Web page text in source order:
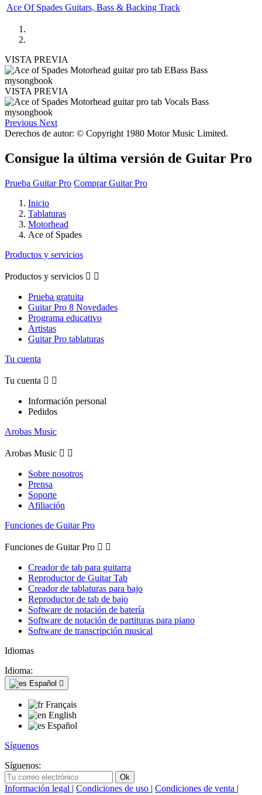
Ace Of Spades Guitars, Bass & Backing Track
VISTA PREVIA
VISTA PREVIA
Previous Next
Derechos de autor: © Copyright 1980 Motor Music Limited.
Consigue la última versión de Guitar Pro
Prueba Guitar Pro Comprar Guitar Pro
Inicio
Tablaturas
Motorhead
Ace of Spades
Productos y servicios
Productos y servicios  
Prueba gratuita
Guitar Pro 8 Novedades
Programa educativo
Artistas
Guitar Pro tablaturas
Tu cuenta
Tu cuenta  
Información personal
Pedidos
Arobas Music
Arobas Music  
Sobre nosotros
Prensa
Soporte
Afiliación
Funciones de Guitar Pro
Funciones de Guitar Pro  
Creador de tab para guitarra
Reproductor de Guitar Tab
Creador de tablaturas para bajo
Reproductor de tab de bajo
Software de notación de batería
Software de notación de partituras para piano
Software de transcripción musical
Idiomas
Idioma:
Español 
Français
English
Español
Síguenos
Síguenos:
Información legal | Condiciones de uso | Condiciones de venta |